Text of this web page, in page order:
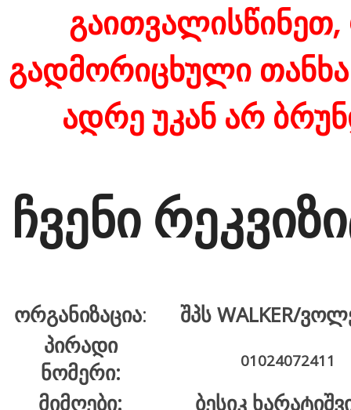
გადმორიცხული
ადრე უკან არ
ჩვენი
ორგანიზაცია:
შპს WALKER/
პირადი
ნომერი:
01024072411
მიმღები: ბესიკ